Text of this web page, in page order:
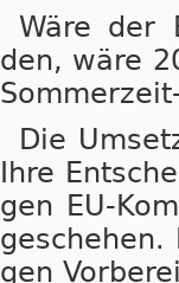
Wäre der
den, wä­re
Die
Ihre
gen EU-
gen